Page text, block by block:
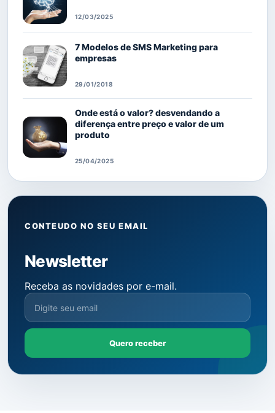
12/03/2025
7 Modelos de SMS Marketing para
empresas
29/01/2018
Onde está o valor? desvendando a
diferença entre preço e valor de um
produto
25/04/2025
CONTEUDO NO SEU EMAIL
Newsletter
Receba as novidades por e-mail.
Quero receber